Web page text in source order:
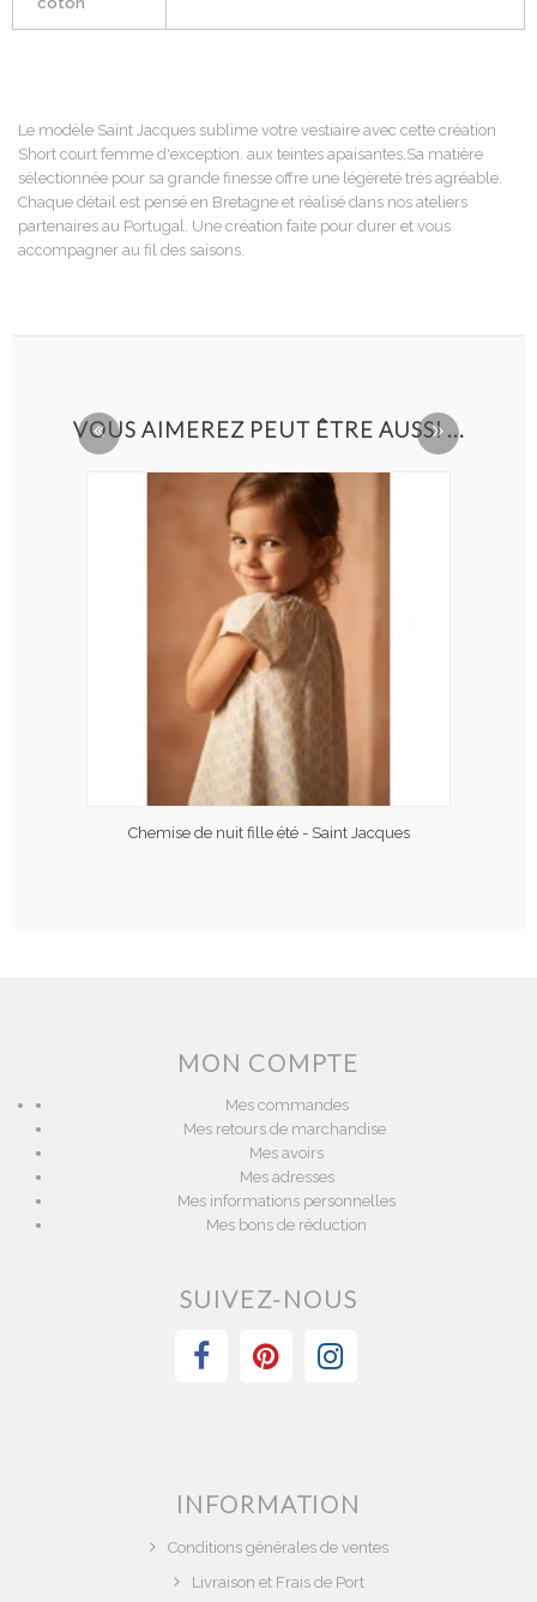
Le modèle Saint Jacques sublime votre vestiaire avec cette création
Short court femme d'exception. aux teintes apaisantes,Sa matière
sélectionnée pour sa grande finesse offre une légèreté très agréable.
Chaque détail est pensé en Bretagne et réalisé dans nos ateliers
partenaires au Portugal. Une création faite pour durer et vous
accompagner au fil des saisons.
VOUS AIMEREZ PEUT ÊTRE AUSSI ...
Chemise de nuit fille été - Saint Jacques
MON COMPTE
Mes commandes
Mes retours de marchandise
Mes avoirs
Mes adresses
Mes informations personnelles
Mes bons de réduction
SUIVEZ-NOUS
INFORMATION
Conditions générales de ventes
Livraison et Frais de Port